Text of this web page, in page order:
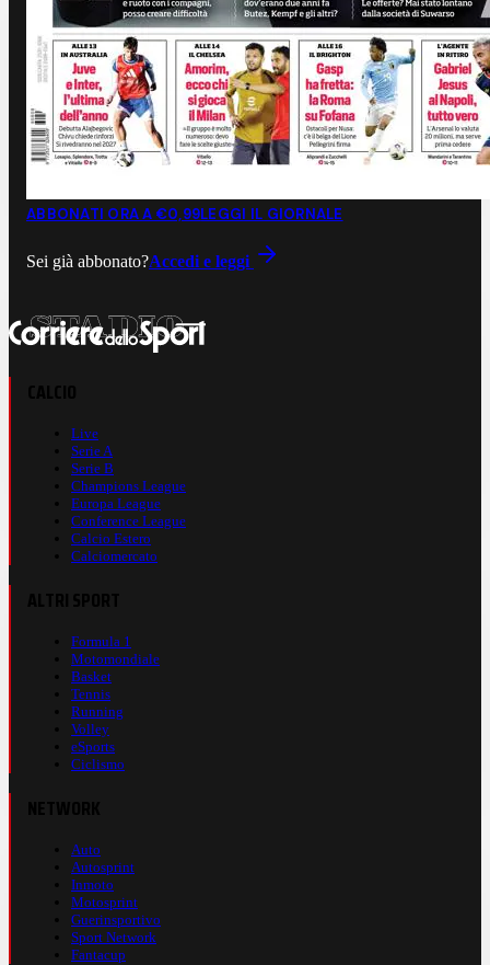
ABBONATI ORA A €0,99LEGGI IL GIORNALE
Sei già abbonato?Accedi e leggi
Live
Serie A
Serie B
Champions League
Europa League
Conference League
Calcio Estero
Calciomercato
Formula 1
Motomondiale
Basket
Tennis
Running
Volley
eSports
Ciclismo
Auto
Autosprint
Inmoto
Motosprint
Guerinsportivo
Sport Network
Fantacup